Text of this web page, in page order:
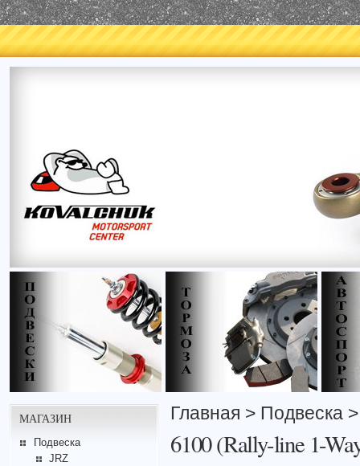
МАГАЗИН
Подвеска
JRZ
Главная > Подвеска
6100 (Rally-line 1-